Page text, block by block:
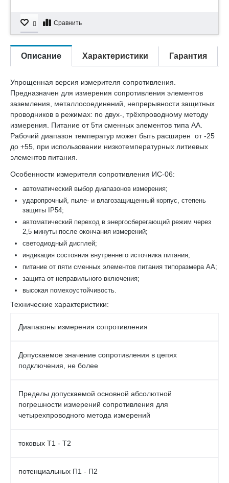
Сравнить
Описание Характеристики Гарантия
Упрощенная версия измерителя сопротивления.
Предназначен для измерения сопротивления элементов
заземления, металлосоединений, непрерывности защитных
проводников в режимах: по двух-, трёхпроводному методу
измерения. Питание от 5ти сменных элементов типа АА.
Рабочий диапазон температур может быть расширен от -25
до +55, при использовании низкотемпературных литиевых
элементов питания.
Особенности измерителя сопротивления ИС-06:
автоматический выбор диапазонов измерения;
ударопрочный, пыле- и влагозащищенный корпус, степень
защиты IP54;
автоматический переход в энергосберегающий режим через
2,5 минуты после окончания измерений;
светодиодный дисплей;
индикация состояния внутреннего источника питания;
питание от пяти сменных элементов питания типоразмера АА;
защита от неправильного включения;
высокая помехоустойчивость.
Технические характеристики:
Диапазоны измерения сопротивления
Допускаемое значение сопротивления в цепях
подключения, не более
Пределы допускаемой основной абсолютной
погрешности измерений сопротивления для
четырехпроводного метода измерений
токовых Т1 - Т2
потенциальных П1 - П2